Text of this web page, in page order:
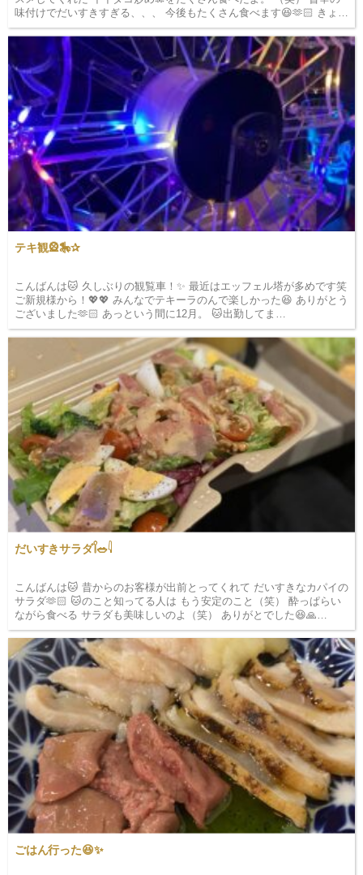
味付けでだいすきすぎる、、、 今後もたくさん食べます😆🫶🏻 きょも
🐱いる…
テキ観🎡🎠✰
こんばんは🐱 久しぶりの観覧車！✨ 最近はエッフェル塔が多めです笑
ご新規様から！💖💖 みんなでテキーラのんで楽しかった😆 ありがとう
ございました🫶🏻 あっという間に12月。 🐱出勤してま…
だいすきサラダ𓌉🥗𓇋
こんばんは🐱 昔からのお客様が出前とってくれて だいすきなカパイの
サラダ🫶🏻 🐱のこと知ってる人は もう安定のこと（笑） 酔っぱらい
ながら食べる サラダも美味しいのよ（笑） ありがとでした😆🙏
&#1279…
ごはん行った😆✨